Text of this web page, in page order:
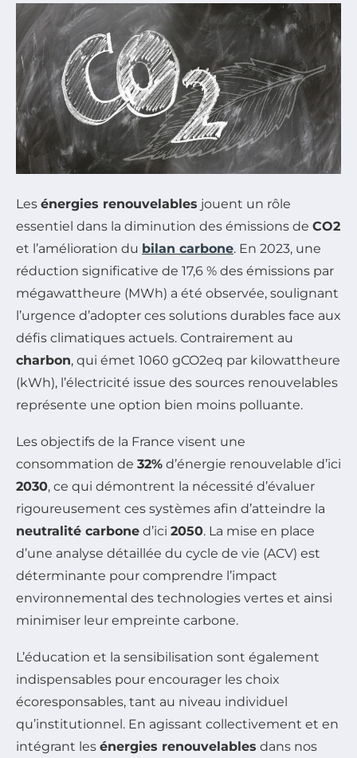
Les énergies renouvelables jouent un rôle
essentiel dans la diminution des émissions de CO2
et l’amélioration du bilan carbone. En 2023, une
réduction significative de 17,6 % des émissions par
mégawattheure (MWh) a été observée, soulignant
l’urgence d’adopter ces solutions durables face aux
défis climatiques actuels. Contrairement au
charbon, qui émet 1060 gCO2eq par kilowattheure
(kWh), l’électricité issue des sources renouvelables
représente une option bien moins polluante.
Les objectifs de la France visent une
consommation de 32% d’énergie renouvelable d’ici
2030, ce qui démontrent la nécessité d’évaluer
rigoureusement ces systèmes afin d’atteindre la
neutralité carbone d’ici 2050. La mise en place
d’une analyse détaillée du cycle de vie (ACV) est
déterminante pour comprendre l’impact
environnemental des technologies vertes et ainsi
minimiser leur empreinte carbone.
L’éducation et la sensibilisation sont également
indispensables pour encourager les choix
écoresponsables, tant au niveau individuel
qu’institutionnel. En agissant collectivement et en
intégrant les énergies renouvelables dans nos